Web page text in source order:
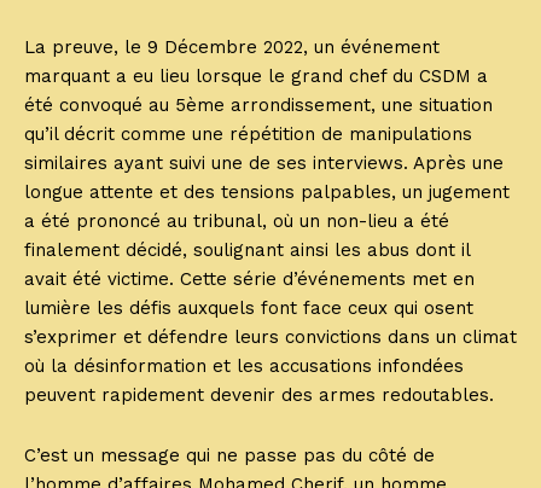
La preuve, le 9 Décembre 2022, un événement
marquant a eu lieu lorsque le grand chef du CSDM a
été convoqué au 5ème arrondissement, une situation
qu’il décrit comme une répétition de manipulations
similaires ayant suivi une de ses interviews. Après une
longue attente et des tensions palpables, un jugement
a été prononcé au tribunal, où un non-lieu a été
finalement décidé, soulignant ainsi les abus dont il
avait été victime. Cette série d’événements met en
lumière les défis auxquels font face ceux qui osent
s’exprimer et défendre leurs convictions dans un climat
où la désinformation et les accusations infondées
peuvent rapidement devenir des armes redoutables.
C’est un message qui ne passe pas du côté de